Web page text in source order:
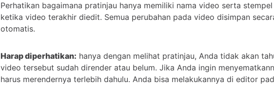
Perhatikan bagaimana pratinjau hanya memiliki nama video serta
ketika video terakhir diedit. Semua perubahan pada video disimpan
otomatis.
Harap diperhatikan: hanya dengan melihat pratinjau, Anda tidak akan
video tersebut sudah dirender atau belum. Jika Anda ingin
harus merendernya terlebih dahulu. Anda bisa melakukannya di editor